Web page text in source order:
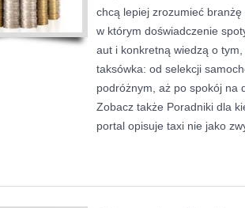
chcą lepiej zrozumieć
w którym doświadczenie
aut i konkretną wiedzą o tym,
taksówka: od selekcji
podróżnym, aż po spokój na
Zobacz także Poradniki dla
portal opisuje taxi nie jako